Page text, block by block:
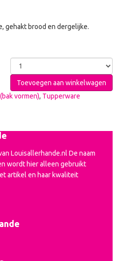
gehakt brood en dergelijke.
Toevoegen aan winkelwagen
vormen), Tupperware
Louisallerhande.nl De naam
wordt hier alleen gebruikt
artikel en haar kwaliteit